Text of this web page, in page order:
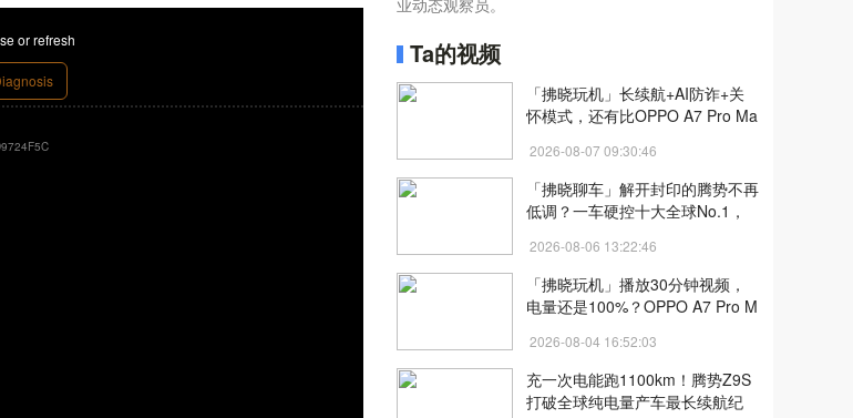
or refresh
业动态观察员。
Ta的视频
「拂晓玩机」长续航+AI防诈+关
怀模式，还有比OPPO A7 Pro Ma
2026-08-07 09:30:46
「拂晓聊车」解开封印的腾势不再
低调？一车硬控十大全球No.1，
2026-08-06 13:22:46
「拂晓玩机」播放30分钟视频，
电量还是100%？OPPO A7 Pro M
2026-08-04 16:52:03
充一次电能跑1100km！腾势Z9S
打破全球纯电量产车最长续航纪